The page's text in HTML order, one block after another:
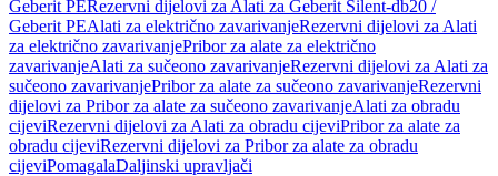
Geberit PERezervni dijelovi za Alati za Geberit Silent-db20 /
Geberit PEAlati za električno zavarivanjeRezervni dijelovi za Alati
za električno zavarivanjePribor za alate za električno
zavarivanjeAlati za sučeono zavarivanjeRezervni dijelovi za Alati za
sučeono zavarivanjePribor za alate za sučeono zavarivanjeRezervni
dijelovi za Pribor za alate za sučeono zavarivanjeAlati za obradu
cijeviRezervni dijelovi za Alati za obradu cijeviPribor za alate za
obradu cijeviRezervni dijelovi za Pribor za alate za obradu
cijeviPomagalaDaljinski upravljači